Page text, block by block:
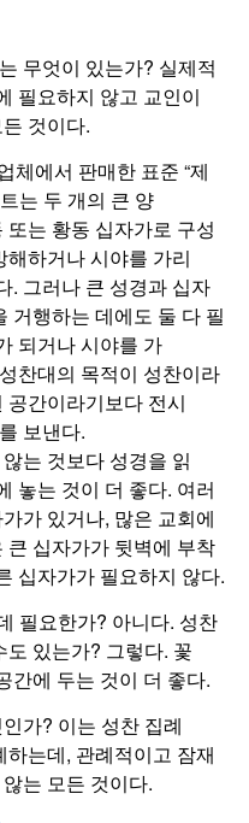
무엇이 있는가? 실제적
필요하지 않고 교인이
것이다.
체에서 판매한 표준 “제
는 두 개의 큰 양
는 황동 십자가로 구성
하거나 시야를 가리
. 그러나 큰 성경과 십자
거행하는 데에도 둘 다 필
되거나 시야를 가
찬대의 목적이 성찬이라
간이라기보다 전시
보낸다.
는 것보다 성경을 읽
놓는 것이 더 좋다. 여러
가 있거나, 많은 교회에
십자가가 뒷벽에 부착
십자가가 필요하지 않다.
필요한가? 아니다. 성찬
있는가? 그렇다. 꽃
간에 두는 것이 더 좋다.
가? 이는 성찬 집례
는데, 관례적이고 잠재
는 모든 것이다.